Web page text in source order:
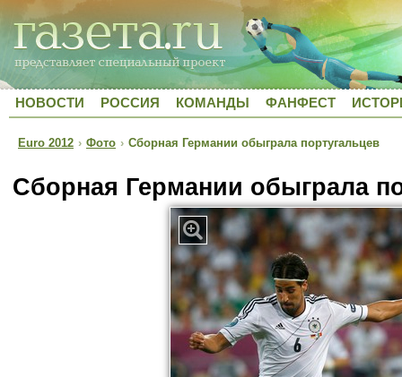
НОВОСТИ РОССИЯ КОМАНДЫ ФАНФЕСТ
Euro 2012 › Фото › Сборная Германии обыграла португальцев
Сборная Германии обыграла